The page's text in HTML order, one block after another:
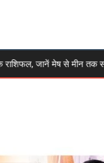
जानें मेष से मीन तक सभी 12